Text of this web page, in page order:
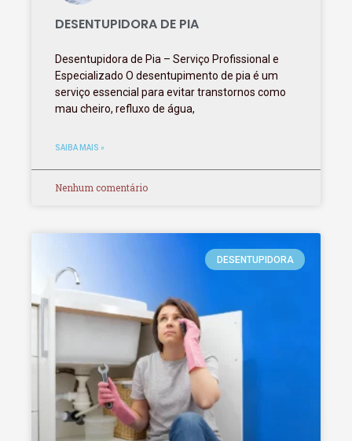
DESENTUPIDORA DE PIA
Desentupidora de Pia – Serviço Profissional e
Especializado O desentupimento de pia é um
serviço essencial para evitar transtornos como
mau cheiro, refluxo de água,
SAIBA MAIS »
Nenhum comentário
DESENTUPIDORA